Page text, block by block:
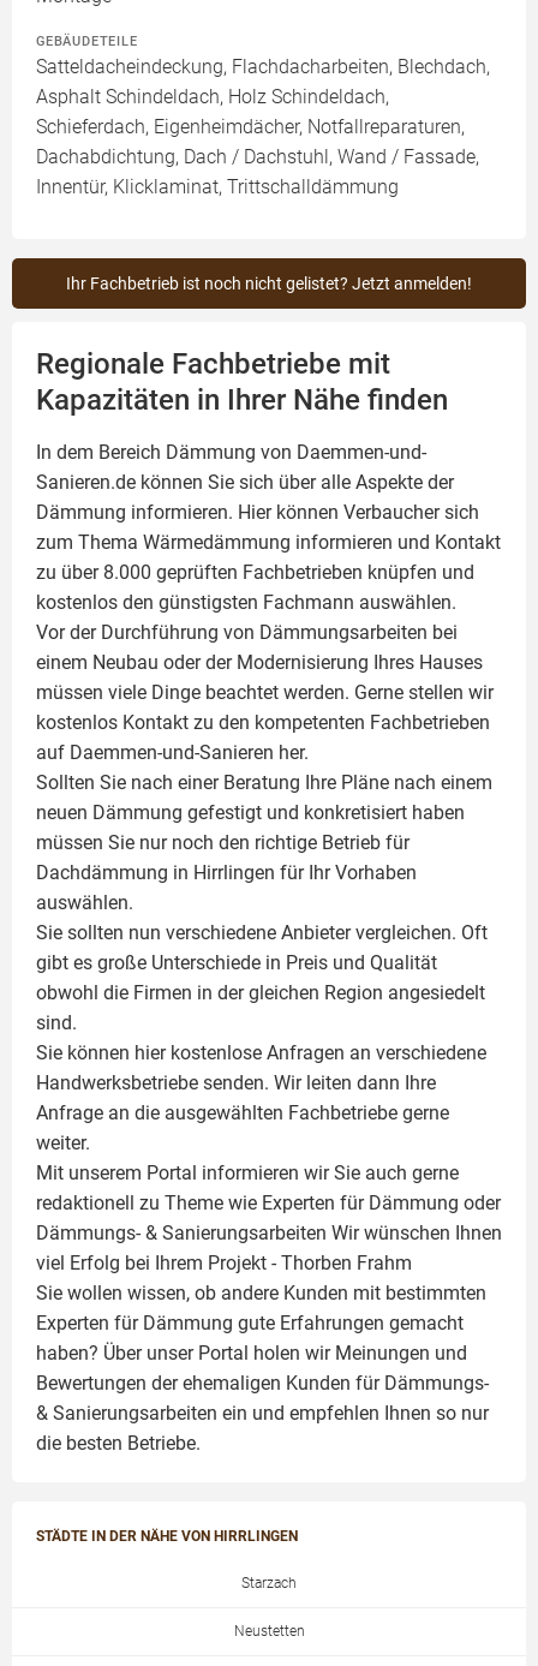
GEBÄUDETEILE
Satteldacheindeckung, Flachdacharbeiten, Blechdach,
Asphalt Schindeldach, Holz Schindeldach,
Schieferdach, Eigenheimdächer, Notfallreparaturen,
Dachabdichtung, Dach / Dachstuhl, Wand / Fassade,
Innentür, Klicklaminat, Trittschalldämmung
Ihr Fachbetrieb ist noch nicht gelistet? Jetzt anmelden!
Regionale Fachbetriebe mit
Kapazitäten in Ihrer Nähe finden
In dem Bereich Dämmung von Daemmen-und-
Sanieren.de können Sie sich über alle Aspekte der
Dämmung informieren. Hier können Verbaucher sich
zum Thema Wärmedämmung informieren und Kontakt
zu über 8.000 geprüften Fachbetrieben knüpfen und
kostenlos den günstigsten Fachmann auswählen.
Vor der Durchführung von Dämmungsarbeiten bei
einem Neubau oder der Modernisierung Ihres Hauses
müssen viele Dinge beachtet werden. Gerne stellen wir
kostenlos Kontakt zu den kompetenten Fachbetrieben
auf Daemmen-und-Sanieren her.
Sollten Sie nach einer Beratung Ihre Pläne nach einem
neuen Dämmung gefestigt und konkretisiert haben
müssen Sie nur noch den richtige Betrieb für
Dachdämmung in Hirrlingen für Ihr Vorhaben
auswählen.
Sie sollten nun verschiedene Anbieter vergleichen. Oft
gibt es große Unterschiede in Preis und Qualität
obwohl die Firmen in der gleichen Region angesiedelt
sind.
Sie können hier kostenlose Anfragen an verschiedene
Handwerksbetriebe senden. Wir leiten dann Ihre
Anfrage an die ausgewählten Fachbetriebe gerne
weiter.
Mit unserem Portal informieren wir Sie auch gerne
redaktionell zu Theme wie Experten für Dämmung oder
Dämmungs- & Sanierungsarbeiten Wir wünschen Ihnen
viel Erfolg bei Ihrem Projekt - Thorben Frahm
Sie wollen wissen, ob andere Kunden mit bestimmten
Experten für Dämmung gute Erfahrungen gemacht
haben? Über unser Portal holen wir Meinungen und
Bewertungen der ehemaligen Kunden für Dämmungs-
& Sanierungsarbeiten ein und empfehlen Ihnen so nur
die besten Betriebe.
STÄDTE IN DER NÄHE VON HIRRLINGEN
Starzach
Neustetten